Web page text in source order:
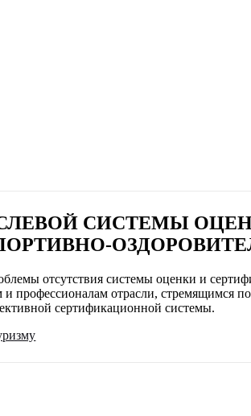
СИСТЕМЫ
отсутствия системы оценки и
профессионалам отрасли, стремящимся
сертификационной системы.